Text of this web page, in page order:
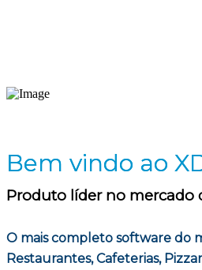
Bem vindo ao
Produto líder no mercado
O mais completo software do
Restaurantes, Cafeterias,